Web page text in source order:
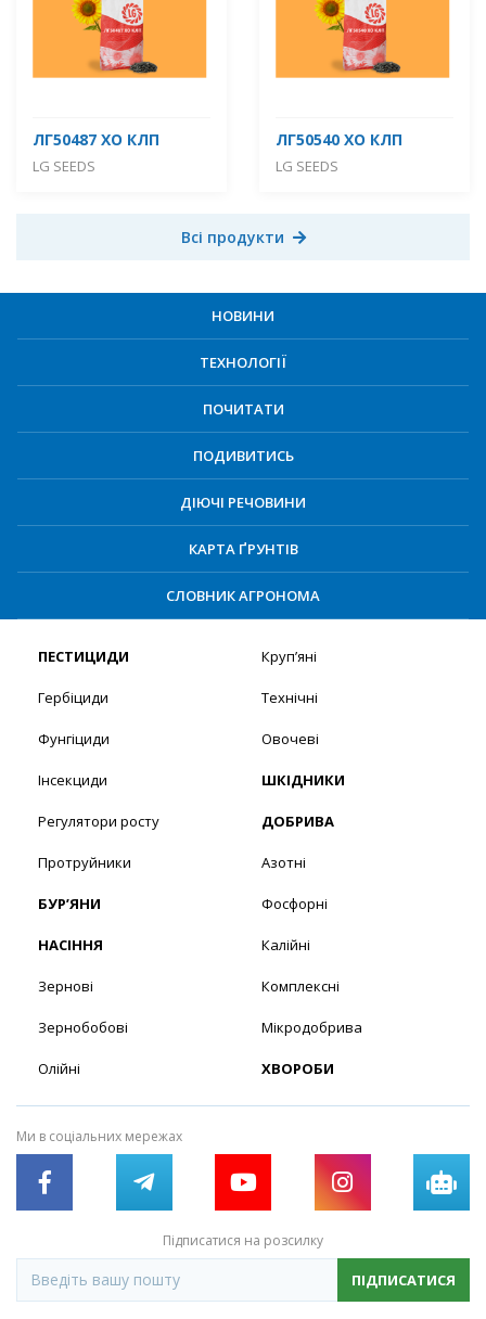
ЛГ50487 ХО КЛП
LG SEEDS
ЛГ50540 ХО КЛП
LG SEEDS
Всі продукти
НОВИНИ
ТЕХНОЛОГІЇ
ПОЧИТАТИ
ПОДИВИТИСЬ
ДІЮЧІ РЕЧОВИНИ
КАРТА ҐРУНТІВ
СЛОВНИК АГРОНОМА
ПЕСТИЦИДИ
Гербіциди
Фунгіциди
Інсекциди
Регулятори росту
Протруйники
БУР’ЯНИ
НАСІННЯ
Зернові
Зернобобові
Олійні
Круп’яні
Технічні
Овочеві
ШКІДНИКИ
ДОБРИВА
Азотні
Фосфорні
Калійні
Комплексні
Мікродобрива
ХВОРОБИ
Ми в соціальних мережах
Підписатися на розсилку
ПІДПИСАТИСЯ